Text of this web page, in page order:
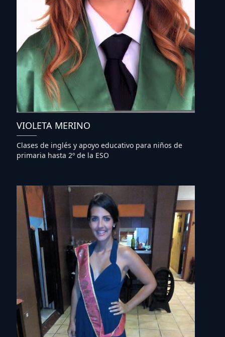
VIOLETA MERINO
Clases de inglés y apoyo educativo para niños de
primaria hasta 2º de la ESO